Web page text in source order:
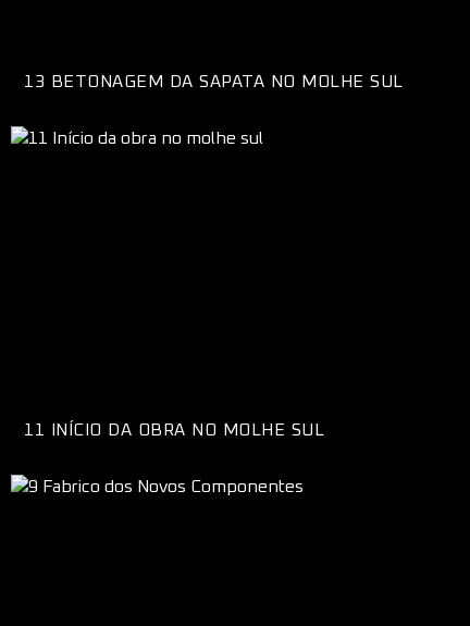
13 BETONAGEM DA SAPATA NO MOLHE SUL
11 INÍCIO DA OBRA NO MOLHE SUL